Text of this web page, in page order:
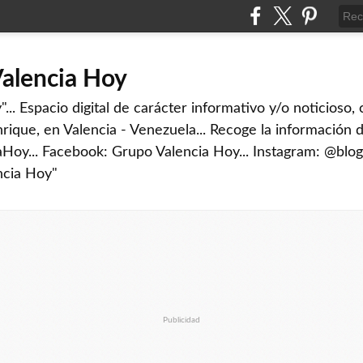
Hoy
Espacio digital de carácter informativo y/o noticioso,
en Valencia - Venezuela... Recoge la información
Facebook: Grupo Valencia Hoy... Instagram:
Hoy"
Publicidad